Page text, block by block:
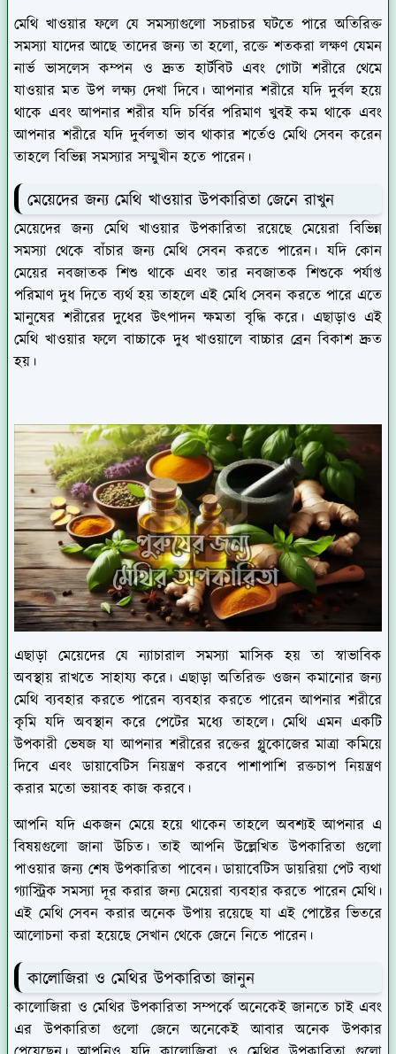
মেথি খাওয়ার ফলে যে সমস্যাগুলো সচরাচর ঘটতে পারে অতিরিক্ত
সমস্যা যাদের আছে তাদের জন্য তা হলো, রক্তে শতকরা লক্ষণ যেমন
নার্ভ ভাসলেস কম্পন ও দ্রুত হার্টবিট এবং গোটা শরীরে থেমে
যাওয়ার মত উপ লক্ষ্য দেখা দিবে। আপনার শরীরে যদি দুর্বল হয়ে
থাকে এবং আপনার শরীর যদি চর্বির পরিমাণ খুবই কম থাকে এবং
আপনার শরীরে যদি দুর্বলতা ভাব থাকার শর্তেও মেথি সেবন করেন
তাহলে বিভিন্ন সমস্যার সম্মুখীন হতে পারেন।
মেয়েদের জন্য মেথি খাওয়ার উপকারিতা জেনে রাখুন
মেয়েদের জন্য মেথি খাওয়ার উপকারিতা রয়েছে মেয়েরা বিভিন্ন
সমস্যা থেকে বাঁচার জন্য মেথি সেবন করতে পারেন। যদি কোন
মেয়ের নবজাতক শিশু থাকে এবং তার নবজাতক শিশুকে পর্যাপ্ত
পরিমাণ দুধ দিতে ব্যর্থ হয় তাহলে এই মেধি সেবন করতে পারে এতে
মানুষের শরীরের দুধের উৎপাদন ক্ষমতা বৃদ্ধি করে। এছাড়াও এই
মেথি খাওয়ার ফলে বাচ্চাকে দুধ খাওয়ালে বাচ্চার ব্রেন বিকাশ দ্রুত
হয়।
এছাড়া মেয়েদের যে ন্যাচারাল সমস্যা মাসিক হয় তা স্বাভাবিক
অবস্থায় রাখতে সাহায্য করে। এছাড়া অতিরিক্ত ওজন কমানোর জন্য
মেথি ব্যবহার করতে পারেন ব্যবহার করতে পারেন আপনার শরীরে
কৃমি যদি অবস্থান করে পেটের মধ্যে তাহলে। মেথি এমন একটি
উপকারী ভেষজ যা আপনার শরীরের রক্তের গ্লুকোজের মাত্রা কমিয়ে
দিবে এবং ডায়াবেটিস নিয়ন্ত্রণ করবে পাশাপাশি রক্তচাপ নিয়ন্ত্রণ
করার মতো ভয়াবহ কাজ করবে।
আপনি যদি একজন মেয়ে হয়ে থাকেন তাহলে অবশ্যই আপনার এ
বিষয়গুলো জানা উচিত। তাই আপনি উল্লেখিত উপকারিতা গুলো
পাওয়ার জন্য শেষ উপকারিতা পাবেন। ডায়াবেটিস ডায়রিয়া পেট ব্যথা
গ্যাস্ট্রিক সমস্যা দূর করার জন্য মেয়েরা ব্যবহার করতে পারেন মেথি।
এই মেথি সেবন করার অনেক উপায় রয়েছে যা এই পোষ্টের ভিতরে
আলোচনা করা হয়েছে সেখান থেকে জেনে নিতে পারেন।
কালোজিরা ও মেথির উপকারিতা জানুন
কালোজিরা ও মেথির উপকারিতা সম্পর্কে অনেকেই জানতে চাই এবং
এর উপকারিতা গুলো জেনে অনেকেই আবার অনেক উপকার